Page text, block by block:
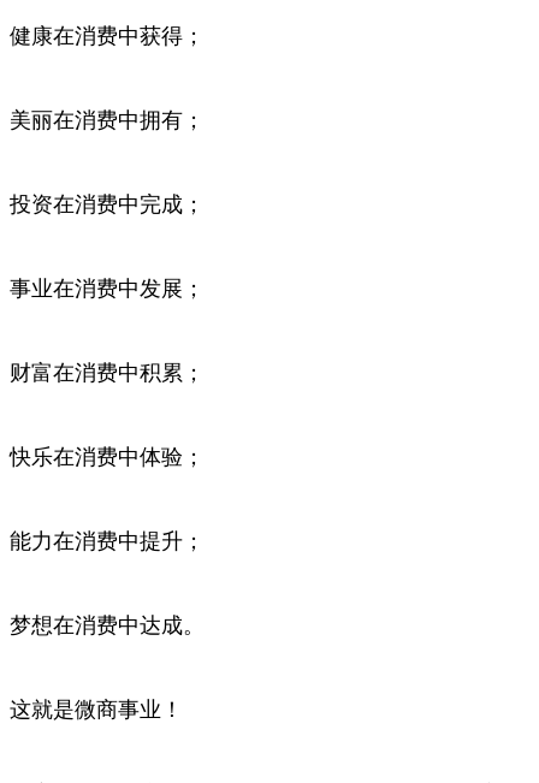
健康在消费中获得；
美丽在消费中拥有；
投资在消费中完成；
事业在消费中发展；
财富在消费中积累；
快乐在消费中体验；
能力在消费中提升；
梦想在消费中达成。
这就是微商事业！